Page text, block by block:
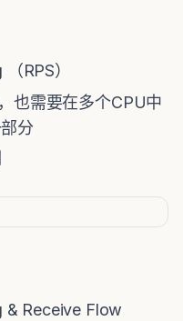
RPS）
也需要在多个CPU中
分
& Receive Flow